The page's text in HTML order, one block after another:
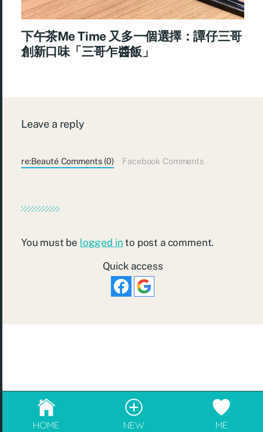
成為blogger，請電郵至 info@rebeaute.hk
下午茶Me Time 又多一個選擇：譚仔三哥
創新口味「三哥乍醬飯」
Leave a reply
re:Beauté Comments (0) Facebook Comments
You must be logged in to post a comment.
Quick access
© 2026 re:Beauté
HOME NEW ME